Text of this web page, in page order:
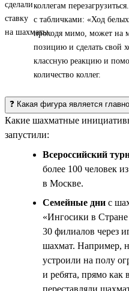
коллегам
с табличками: «Ход
проходя мимо, может на
позицию и сделать свой
классную реакцию и
количество коллег.
❓ Какая фигура является
Какие шахматные
запустили:
Всероссийский
более 100 человек
в Москве.
Семейные дни с
«Ингосики в Стране
30 филиалов через
шахмат. Например,
устроили на полу
и ребята, прямо как
переставляли